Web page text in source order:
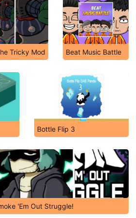
Tricky Mod Beat Music Battle
Bottle Flip 3
'Em Out Struggle!